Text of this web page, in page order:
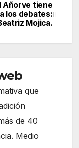
Añorve tiene
los debates:
Mojica.
que
de 40
Medio